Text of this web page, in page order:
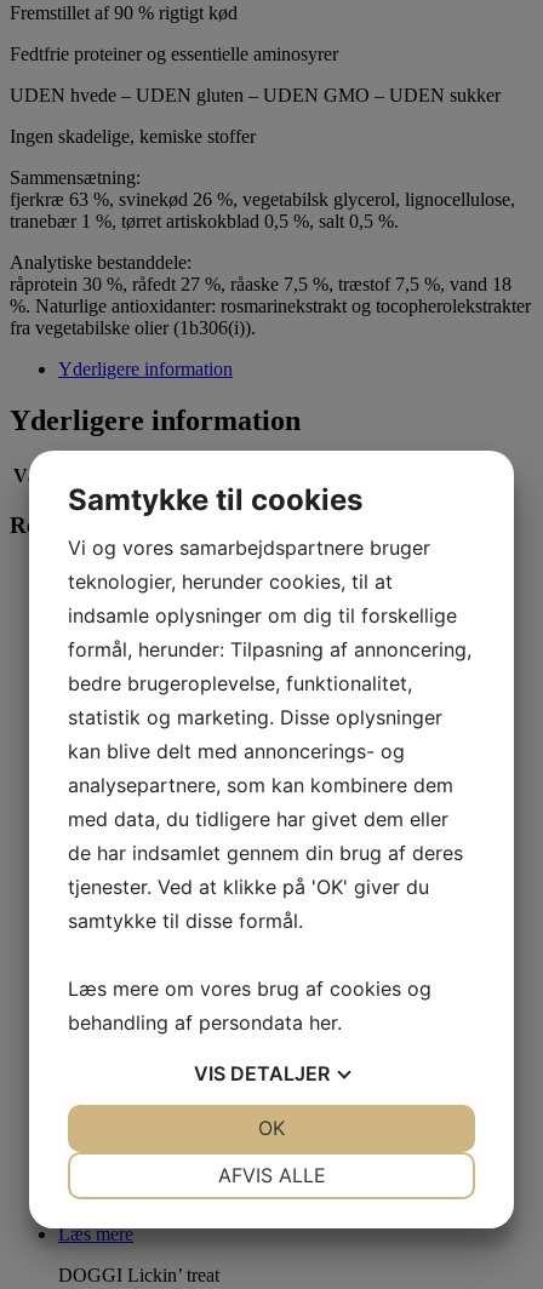
Fremstillet af 90 % rigtigt kød
Fedtfrie proteiner og essentielle aminosyrer
UDEN hvede – UDEN gluten – UDEN GMO – UDEN sukker
Ingen skadelige, kemiske stoffer
Sammensætning:
fjerkræ 63 %, svinekød 26 %, vegetabilsk glycerol, lignocellulose,
tranebær 1 %, tørret artiskokblad 0,5 %, salt 0,5 %.
Analytiske bestanddele:
råprotein 30 %, råfedt 27 %, råaske 7,5 %, træstof 7,5 %, vand 18
%. Naturlige antioxidanter: rosmarinekstrakt og tocopherolekstrakter
fra vegetabilske olier (1b306(i)).
Yderligere information
Yderligere information
Vægt
Relaterede varer
Læs mere
Dolina Noteci Superfood Lufttørret – Vildt
109,00kr.
Læs mereThis product has multiple variants. The options
may be chosen on the product page
Whesco Naturlige Godbidder Medium-soft
27,50kr.
Læs mere
Brit Dental Stick – Immuno
32,00kr.
Læs mere
85,00 kr.
Læs mere
Brit Functional Snack – Recovery Herring
28,00kr.
Brit Jerky Venison Protein Bar
Læs mere
DOGGI Lickin’ treat
Samtykke til cookies
Vi og vores samarbejdspartnere bruger
teknologier, herunder cookies, til at
indsamle oplysninger om dig til forskellige
formål, herunder: Tilpasning af annoncering,
bedre brugeroplevelse, funktionalitet,
statistik og marketing. Disse oplysninger
kan blive delt med annoncerings- og
analysepartnere, som kan kombinere dem
med data, du tidligere har givet dem eller
de har indsamlet gennem din brug af deres
tjenester. Ved at klikke på 'OK' giver du
samtykke til disse formål.
Læs mere om vores brug af cookies og
behandling af persondata her.
VIS DETALJER
MARKETING
AFVIS ALLE
OK